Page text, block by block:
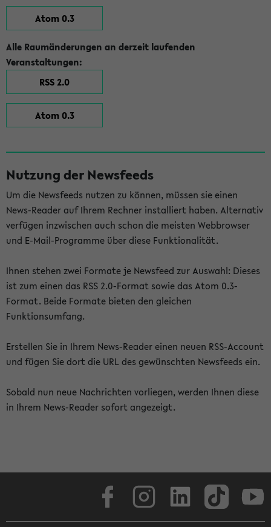
Atom 0.3
Alle Raumänderungen an derzeit laufenden
Veranstaltungen:
RSS 2.0
Atom 0.3
Nutzung der Newsfeeds
Um die Newsfeeds nutzen zu können, müssen sie einen
News-Reader auf Ihrem Rechner installiert haben. Alternativ
verfügen inzwischen auch schon die meisten Webbrowser
und E-Mail-Programme über diese Funktionalität.
Ihnen stehen zwei Formate je Newsfeed zur Auswahl: Dieses
ist zum einen das RSS 2.0-Format sowie das Atom 0.3-
Format. Beide Formate bieten den gleichen
Funktionsumfang.
Erstellen Sie in Ihrem News-Reader einen neuen RSS-Account
und fügen Sie dort die URL des gewünschten Newsfeeds ein.
Sobald nun neue Nachrichten vorliegen, werden Ihnen diese
in Ihrem News-Reader sofort angezeigt.